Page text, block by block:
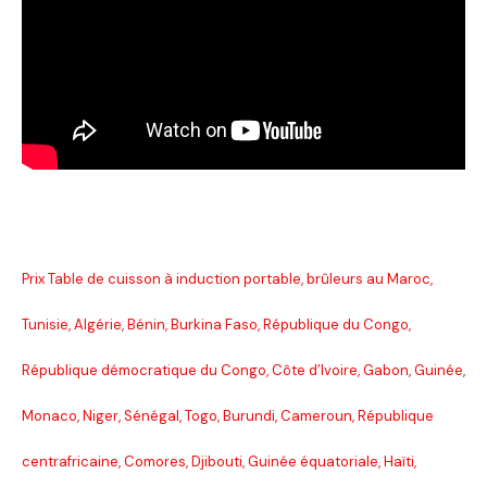
Prix Table de cuisson à induction portable, brûleurs au Maroc,
Tunisie, Algérie, Bénin, Burkina Faso, République du Congo,
République démocratique du Congo, Côte d’Ivoire, Gabon, Guinée,
Monaco, Niger, Sénégal, Togo, Burundi, Cameroun, République
centrafricaine, Comores, Djibouti, Guinée équatoriale, Haïti,